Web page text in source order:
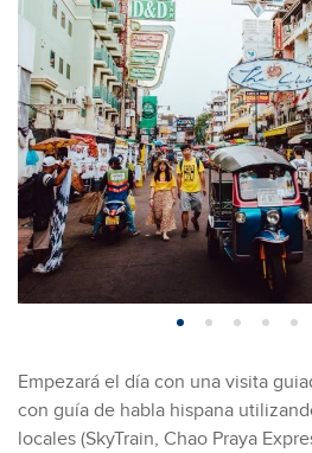
Empezará el día con una visita
con guía de habla hispana
locales (SkyTrain, Chao Praya